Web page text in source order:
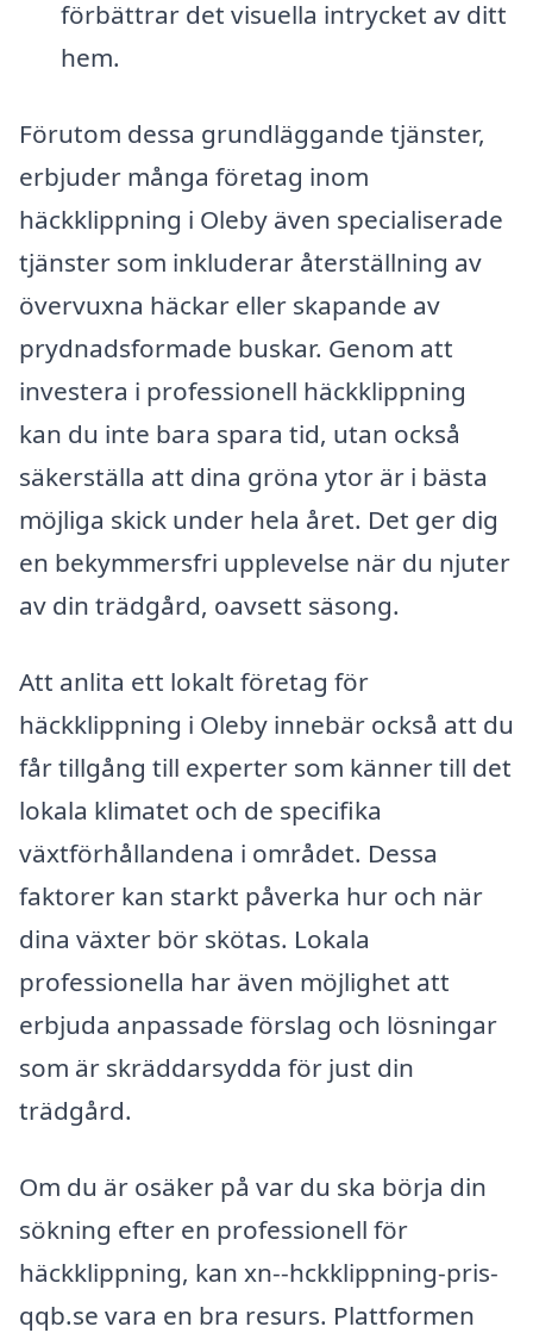
förbättrar det visuella intrycket av ditt
hem.
Förutom dessa grundläggande tjänster,
erbjuder många företag inom
häckklippning i Oleby även specialiserade
tjänster som inkluderar återställning av
övervuxna häckar eller skapande av
prydnadsformade buskar. Genom att
investera i professionell häckklippning
kan du inte bara spara tid, utan också
säkerställa att dina gröna ytor är i bästa
möjliga skick under hela året. Det ger dig
en bekymmersfri upplevelse när du njuter
av din trädgård, oavsett säsong.
Att anlita ett lokalt företag för
häckklippning i Oleby innebär också att du
får tillgång till experter som känner till det
lokala klimatet och de specifika
växtförhållandena i området. Dessa
faktorer kan starkt påverka hur och när
dina växter bör skötas. Lokala
professionella har även möjlighet att
erbjuda anpassade förslag och lösningar
som är skräddarsydda för just din
trädgård.
Om du är osäker på var du ska börja din
sökning efter en professionell för
häckklippning, kan xn--hckklippning-pris-
qqb.se vara en bra resurs. Plattformen